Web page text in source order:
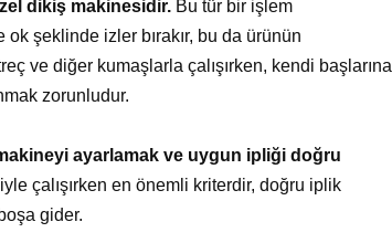
dikiş makinesidir. Bu tür bir işlem
şeklinde izler bırakır, bu da ürünün
ve diğer kumaşlarla çalışırken, kendi başlarına
zorunludur.
ayarlamak ve uygun ipliği doğru
çalışırken en önemli kriterdir, doğru iplik
gider.